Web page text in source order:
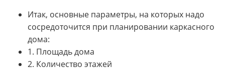
Итак, основные параметры, на которых надо
сосредоточится при планировании каркасного
дома:
1. Площадь дома
2. Количество этажей